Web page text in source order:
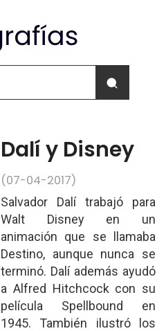
Dalí y Disney
(07-04-2017)
Salvador Dalí trabajó para
Walt Disney en un
animación que se llamaba
Destino, aunque nunca se
terminó. Dalí además ayudó
a Alfred Hitchcock con su
película Spellbound en
1945. También ilustró los